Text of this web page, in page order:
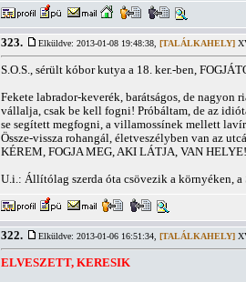
323. Elküldve: 2013-01-08 19:48:38, [TALÁLKAHELY]
S.O.S., sérült kóbor kutya a 18. ker.-ben,
Fekete labrador-keverék, barátságos, de
vállalja, csak be kell fogni! Próbáltam, de az
se segített megfogni, a villamossínek mellett
Össze-vissza rohangál, életveszélyben van az
KÉREM, FOGJA MEG, AKI LÁTJA, VAN
U.i.: Állítólag szerda óta csövezik a környéken,
322. Elküldve: 2013-01-06 16:51:34, [TALÁLKAHELY]
ELVESZETT, KERESIK